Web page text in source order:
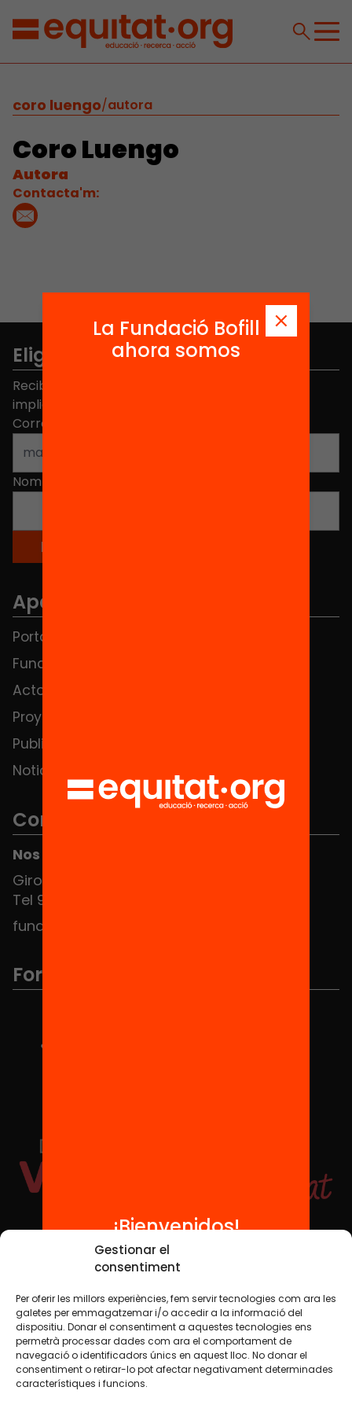
Gestionar el
consentiment
Per oferir les millors experiències, fem servir tecnologies com ara les
galetes per emmagatzemar i/o accedir a la informació del
dispositiu. Donar el consentiment a aquestes tecnologies ens
permetrà processar dades com ara el comportament de
navegació o identificadors únics en aquest lloc. No donar el
consentiment o retirar-lo pot afectar negativament determinades
característiques i funcions.
coro luengo/autora
Coro Luengo
Autora
Contacta'm:
Elige equidad
Recibe contenidos, iniciativas y proyectos para
implicarte.
Correo electrónico
Nombre
Apartados
Portada
Fundación
Actos
Proyectos
Publicaciones y vídeos
Noticias
Contacto
Nos puedes encontrar en el HUB Social
Girona 34, interior 08010 Barcelona
Tel 934 588 700
fundacio@equitat.org
Formamos parte de...
Redes sociales
TWT YTB IG FB IN
Aviso legalPolítica de cookies
La Fundació Bofill
ahora somos
¡Bienvenidos!